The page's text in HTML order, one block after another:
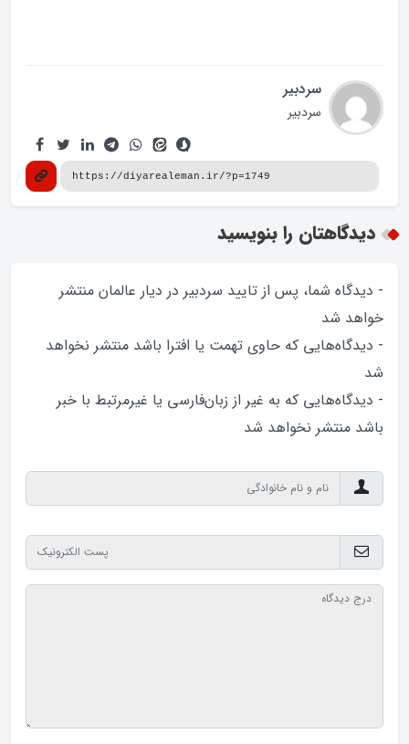
سردبیر
سردبیر
دیدگاهتان را بنویسید
- دیدگاه شما، پس از تایید سردبیر در دیار عالمان منتشر
خواهد‌ شد
- دیدگاه‌هایی که حاوی تهمت یا افترا باشد منتشر نخواهد‌
شد
- دیدگاه‌هایی که به غیر از زبان‌فارسی یا غیرمرتبط با خبر
باشد منتشر نخواهد‌ شد